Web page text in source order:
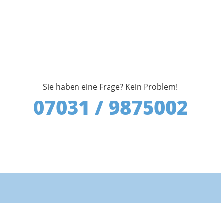
Sie haben eine Frage? Kein Problem!
07031 / 9875002